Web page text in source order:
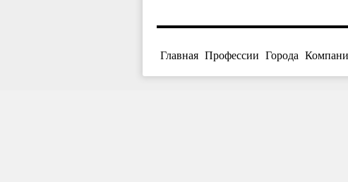
Главная Профессии Города